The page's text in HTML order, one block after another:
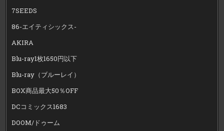
7SEEDS
86-エイティシックス-
AKIRA
Blu-ray1枚1650円以下
Blu-ray（ブルーレイ）
BOX商品最大50％OFF
DCコミックス1683
DOOM/ドゥーム